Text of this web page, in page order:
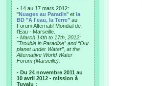
- 14 au 17 mars 2012:
"Nuages au Paradis" et la
BD "A l'eau, la Terre" au
Forum Alternatif Mondial de
l'Eau - Marseille.
- March 14th to 17th, 2012:
"Trouble in Paradise” and “Our
planet under Water”, at the
Alternative World Water
Forum (Marseille).
- Du 24 novembre 2011 au
10 avril 2012 - mission à
Tuvalu :